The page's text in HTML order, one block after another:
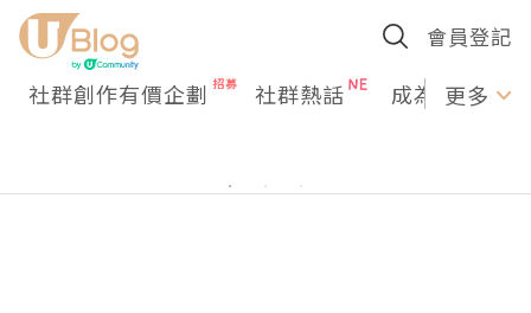
會員登記
社群創作有價企劃 社群熱話 成為U更多